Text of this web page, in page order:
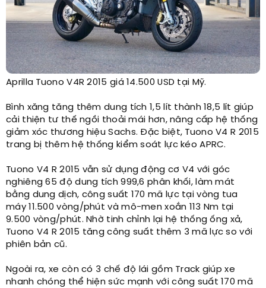
Aprilla Tuono V4R 2015 giá 14.500 USD tại Mỹ.​
Bình xăng tăng thêm dung tích 1,5 lít thành 18,5 lít giúp
cải thiện tư thế ngồi thoải mái hơn, nâng cấp hệ thống
giảm xóc thương hiệu Sachs. Đặc biệt, Tuono V4 R 2015
trang bị thêm hệ thống kiểm soát lực kéo APRC.
Tuono V4 R 2015 vẫn sử dụng động cơ V4 với góc
nghiêng 65 độ dung tích 999,6 phân khối, làm mát
bằng dung dịch, công suất 170 mã lực tại vòng tua
máy 11.500 vòng/phút và mô-men xoắn 113 Nm tại
9.500 vòng/phút. Nhờ tinh chỉnh lại hệ thống ống xả,
Tuono V4 R 2015 tăng công suất thêm 3 mã lực so với
phiên bản cũ.
Ngoài ra, xe còn có 3 chế độ lái gồm Track giúp xe
nhanh chóng thể hiện sức mạnh với công suất 170 mã